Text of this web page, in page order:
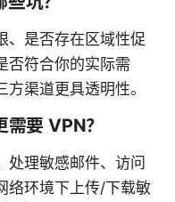
、是否存在区域性促
否符合你的实际需
渠道更具透明性。
要 VPN？
处理敏感邮件、访问
络环境下上传/下载敏